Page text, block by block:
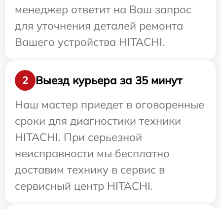
менеджер ответит на Ваш запрос
для уточнения деталей ремонта
Вашего устройства HITACHI.
2
Выезд курьера за 35 минут
Наш мастер приедет в оговоренные
сроки для диагностики техники
HITACHI. При серьезной
неисправности мы бесплатно
доставим технику в сервис в
сервисный центр HITACHI.